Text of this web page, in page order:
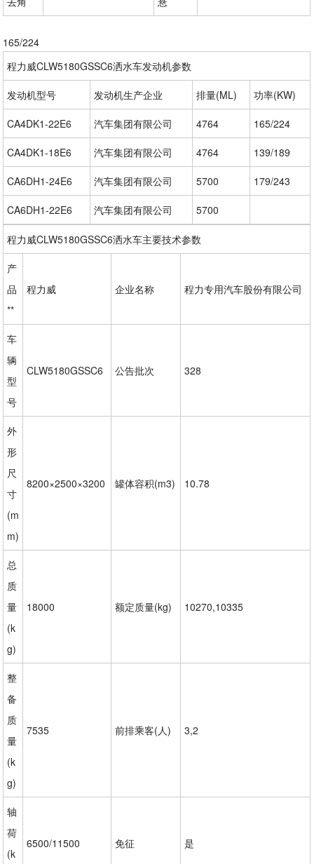
165/224
程力威CLW5180GSSC6洒水车发动机参数
发动机型号 发动机生产企业 排量(ML) 功率(KW)
CA4DK1-22E6 汽车集团有限公司 4764 165/224
CA4DK1-18E6 汽车集团有限公司 4764 139/189
CA6DH1-24E6 汽车集团有限公司 5700 179/243
CA6DH1-22E6 汽车集团有限公司 5700
程力威CLW5180GSSC6洒水车主要技术参数
产
品
**
程力威 企业名称 程力专用汽车股份有限公司
车
辆
型
号
CLW5180GSSC6 公告批次 328
外
形
尺
寸
(m
m)
8200×2500×3200 罐体容积(m3) 10.78
总
质
量
(k
g)
18000 额定质量(kg) 10270,10335
整
备
质
量
(k
g)
7535 前排乘客(人) 3,2
轴
荷
(k
6500/11500 免征 是